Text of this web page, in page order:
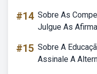
#14 Sobre As
Julgue As
#15 Sobre A
Assinale A